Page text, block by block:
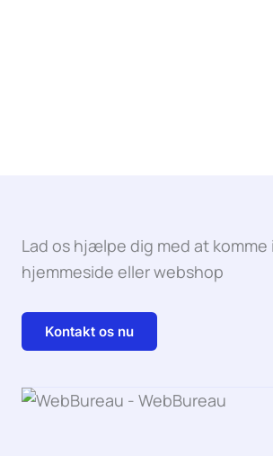
Lad os hjælpe dig med at komme
hjemmeside eller webshop
Kontakt os nu